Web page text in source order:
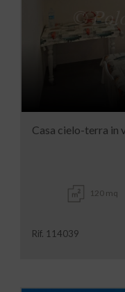
Casa cielo-terra in
120 mq
Rif. 114039